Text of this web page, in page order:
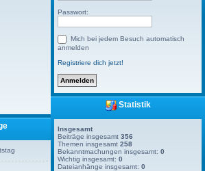
Passwort:
Mich bei jedem Besuch automatisch
anmelden
Registriere dich jetzt!
Statistik
Insgesamt
Beiträge insgesamt356
Themen insgesamt258
Bekanntmachungen insgesamt:0
Wichtig insgesamt:0
Dateianhänge insgesamt:0